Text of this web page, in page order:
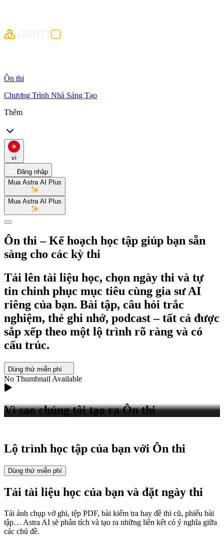
Ôn thi
Chương Trình Nhà Sáng Tạo
Thêm
vi
Đăng nhập
Mua Astra AI Plus
Mua Astra AI Plus
Ôn thi – Kế hoạch học tập giúp bạn sẵn
sàng cho các kỳ thi
Tải lên tài liệu học, chọn ngày thi và tự
tin chinh phục mục tiêu cùng gia sư AI
riêng của bạn. Bài tập, câu hỏi trắc
nghiệm, thẻ ghi nhớ, podcast – tất cả được
sắp xếp theo một lộ trình rõ ràng và có
cấu trúc.
Dùng thử miễn phí
No Thumbnail Available
Vì sao chúng tôi tạo ra Ôn thi
Lộ trình học tập của bạn với Ôn thi
Dùng thử miễn phí
Tải tài liệu học của bạn và đặt ngày thi
Tải ảnh chụp vở ghi, tệp PDF, bài kiểm tra hay đề thi cũ, phiếu bài
tập… Astra AI sẽ phân tích và tạo ra những liên kết có ý nghĩa giữa
các chủ đề.